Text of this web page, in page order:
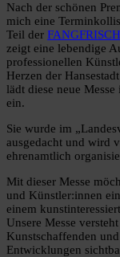
Nach der schönen
mich eine
Teil der FANGFRISCH
zeigt eine lebendige
professionellen
Herzen der
lädt diese neue
ein.
Sie wurde im
ausgedacht und wird
ehrenamtlich
Mit dieser Messe
und Künstler:innen
einem
Unsere Messe
Kunstschaffenden
Entwicklungen